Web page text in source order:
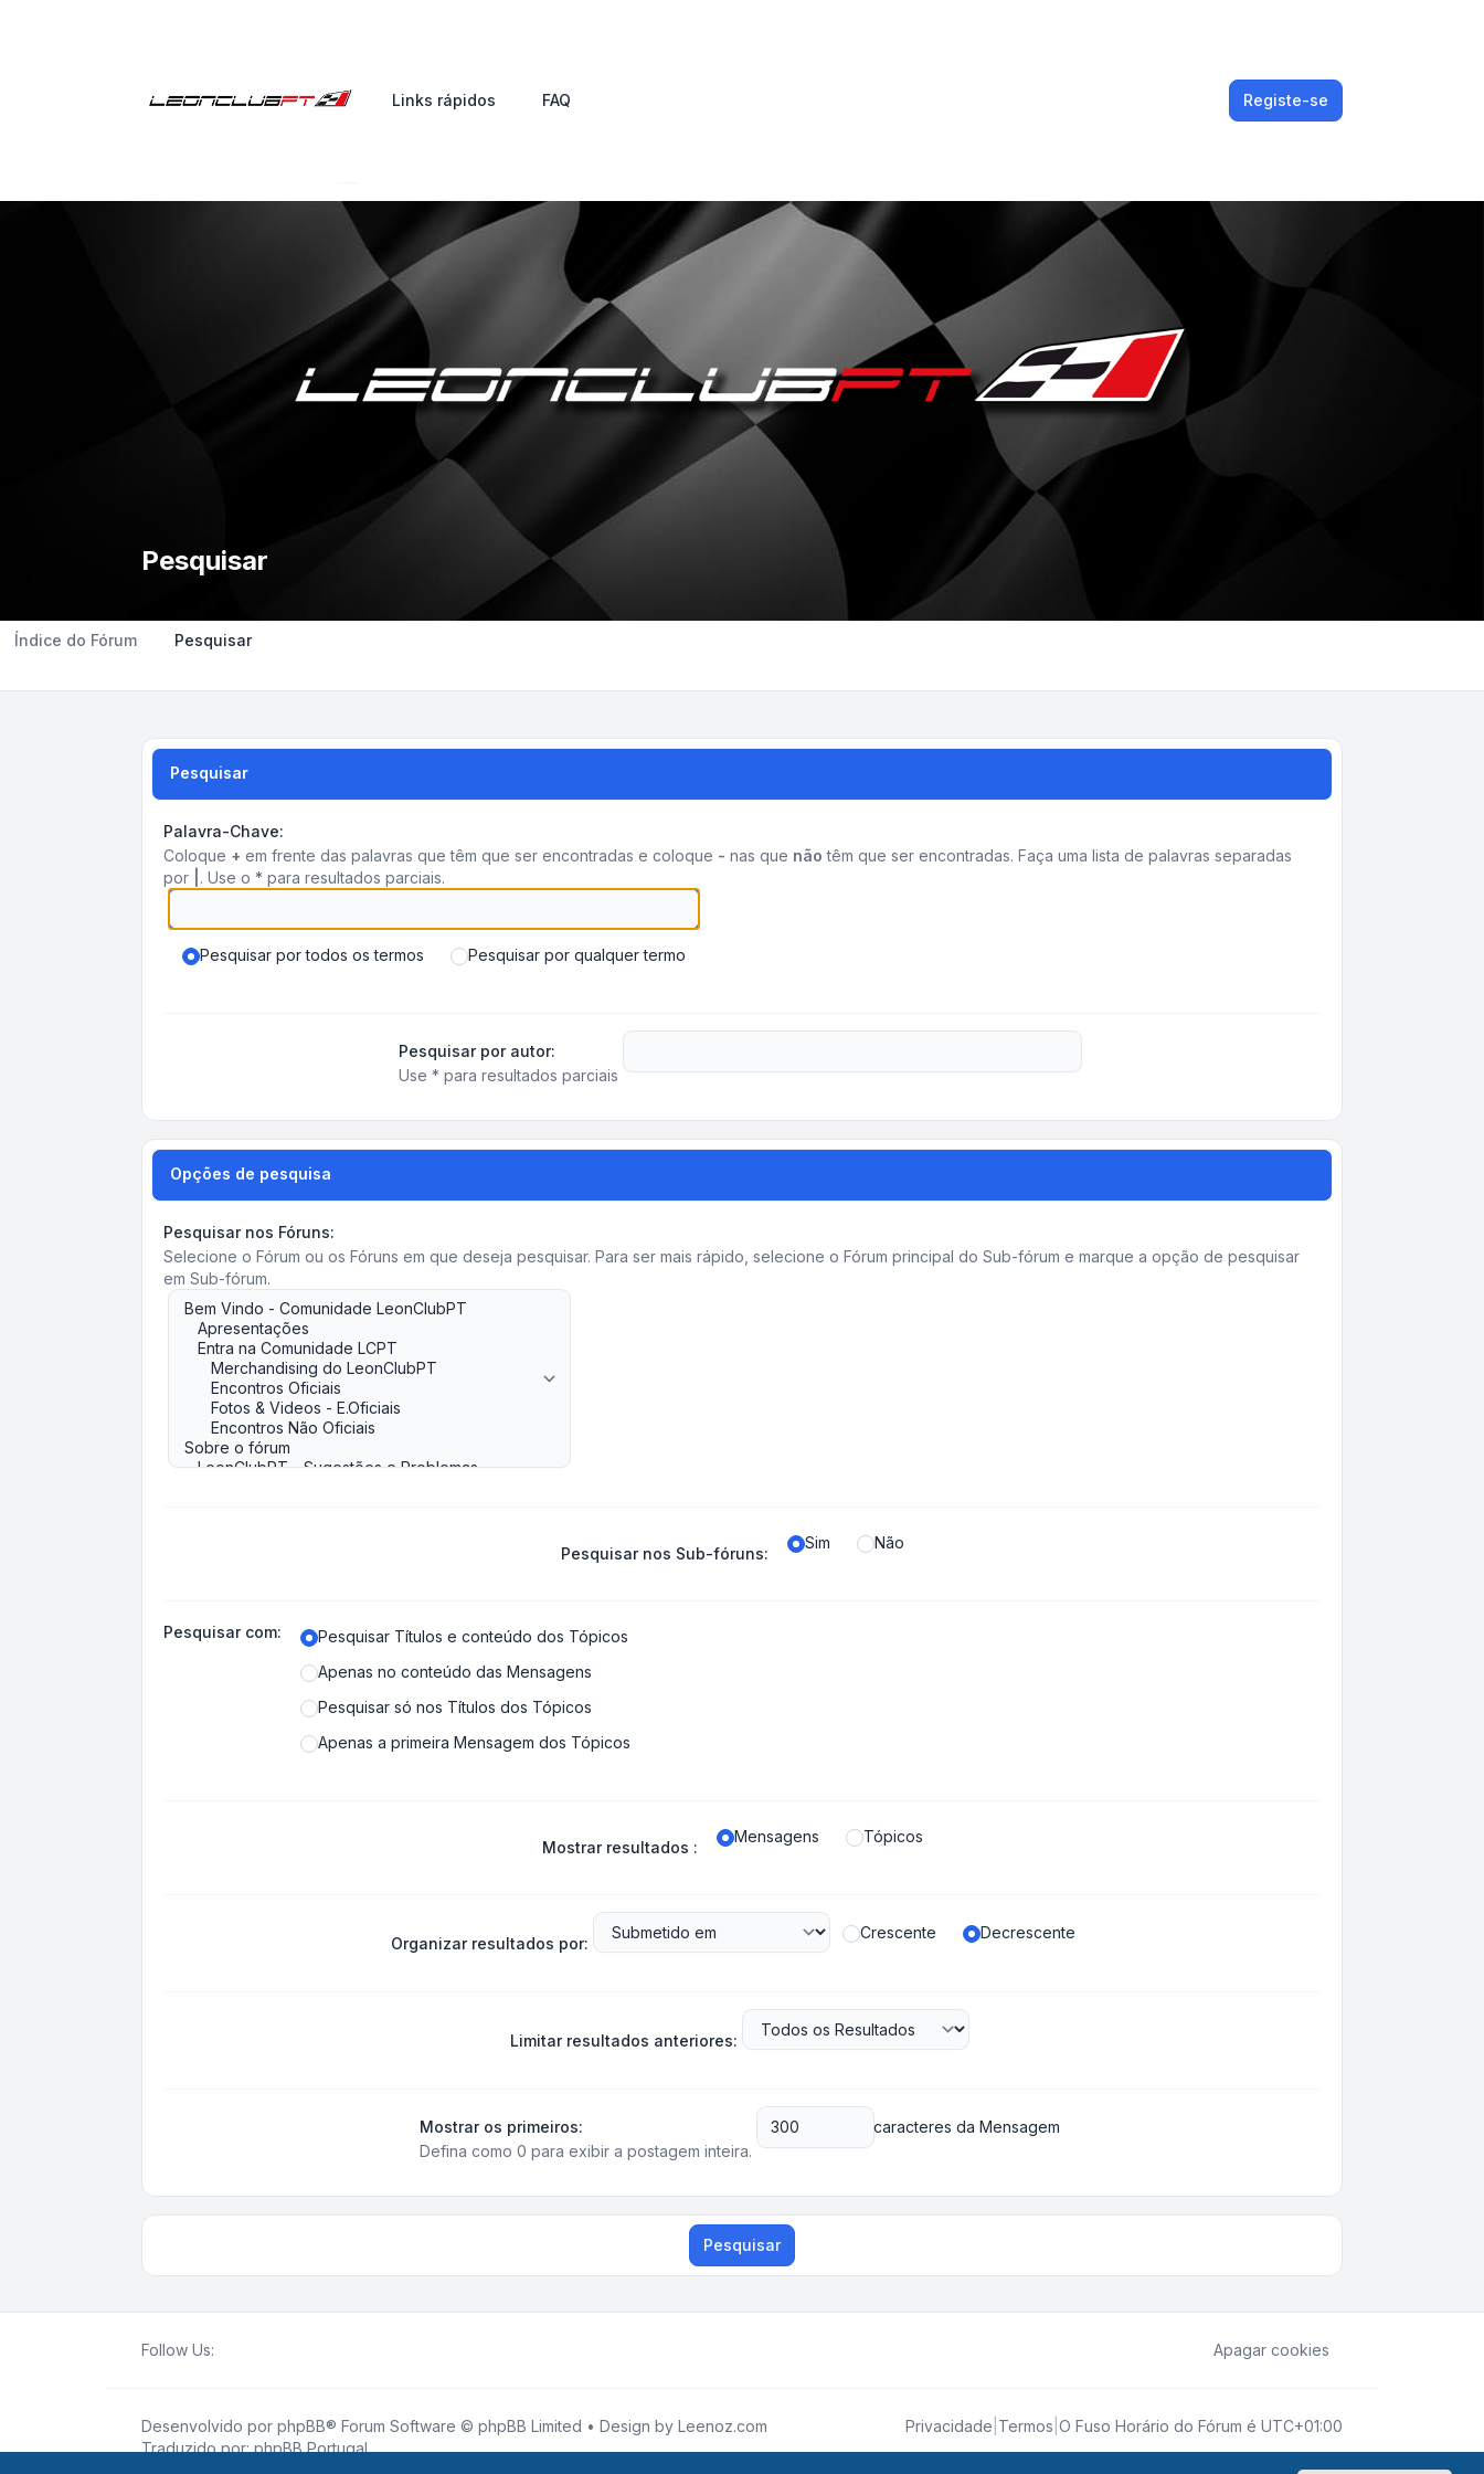
Links rápidos FAQ Registe-se
Pesquisar
Índice do Fórum Pesquisar
Pesquisar
Palavra-Chave:
Coloque + em frente das palavras que têm que ser encontradas e coloque - nas que não têm que ser encontradas. Faça uma lista de palavras separadas
por
. Use o * para resultados parciais.
Pesquisar por todos os termos Pesquisar por qualquer termo
Pesquisar por autor:
Use * para resultados parciais
Opções de pesquisa
Pesquisar nos Fóruns:
Selecione o Fórum ou os Fóruns em que deseja pesquisar. Para ser mais rápido, selecione o Fórum principal do Sub-fórum e marque a opção de pesquisar
em Sub-fórum.
Pesquisar nos Sub-fóruns:
Sim Não
Pesquisar com:
Pesquisar Títulos e conteúdo dos Tópicos
Apenas no conteúdo das Mensagens
Pesquisar só nos Títulos dos Tópicos
Apenas a primeira Mensagem dos Tópicos
Mostrar resultados :
Mensagens Tópicos
Organizar resultados por:
Crescente Decrescente
Limitar resultados anteriores:
Mostrar os primeiros:
Defina como 0 para exibir a postagem inteira.
caracteres da Mensagem
Pesquisar
Follow Us: Apagar cookies
Desenvolvido por phpBB® Forum Software © phpBB Limited • Design by Leenoz.com
Traduzido por:phpBB Portugal
Privacidade Termos O Fuso Horário do Fórum é UTC+01:00